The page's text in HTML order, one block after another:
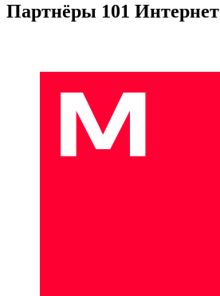
Партнёры 101 Интернет